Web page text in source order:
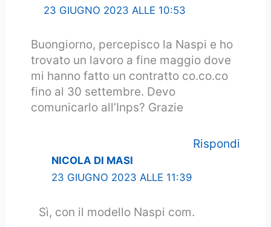
23 GIUGNO 2023 ALLE 10:53
Buongiorno, percepisco la Naspi e ho
trovato un lavoro a fine maggio dove
mi hanno fatto un contratto co.co.co
fino al 30 settembre. Devo
comunicarlo all’Inps? Grazie
Rispondi
NICOLA DI MASI
23 GIUGNO 2023 ALLE 11:39
Sì, con il modello Naspi com.